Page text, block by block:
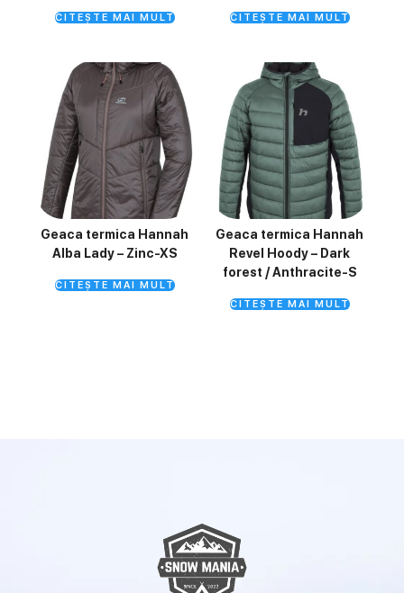
CITEȘTE MAI MULT CITEȘTE MAI MULT
Geaca termica Hannah
Alba Lady – Zinc-XS
CITEȘTE MAI MULT
Geaca termica Hannah
Revel Hoody – Dark
forest / Anthracite-S
CITEȘTE MAI MULT